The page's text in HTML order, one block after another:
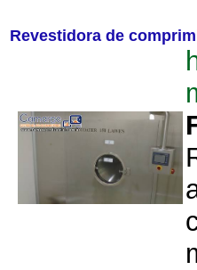
Revestidora de